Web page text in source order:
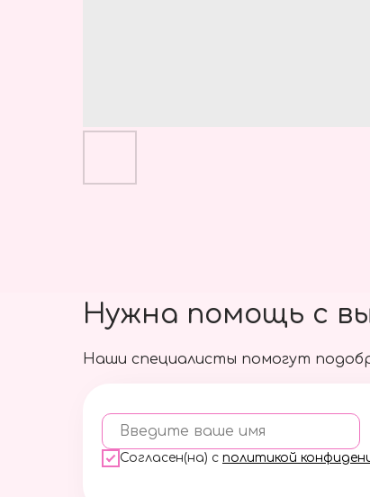
Наши специалисты помогут
Введите ваше имя
Согласен(на) с политикой
Нужна помощь с